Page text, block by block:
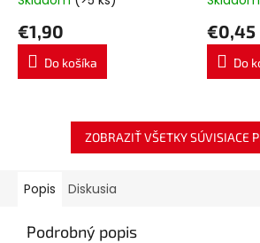
€1,90
Do košíka
€0,45
Do
ZOBRAZIŤ VŠETKY SÚVISIACE
Popis Diskusia
Podrobný popis